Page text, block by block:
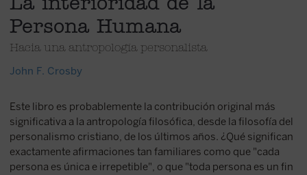
La interioridad de la
Persona Humana
Hacia una antropología personalista
John F. Crosby
Este libro es probablemente la contribución original más
significativa a la antropología filosófica, desde la filosofía del
personalismo cristiano, de los últimos años. ¿Qué significan
exactamente afirmaciones tan familiares como que "cada
persona es única e irrepetible", o que "toda persona es un fin